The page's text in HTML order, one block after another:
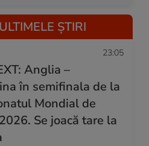
ULTIMELE ȘTIRI
23:05
Anglia –
în semifinala de la
Mondial de
Se joacă tare la